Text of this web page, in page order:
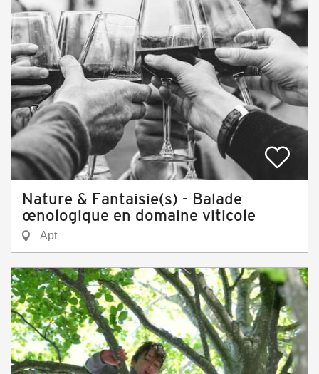
Nature & Fantaisie(s) - Balade
œnologique en domaine viticole
Apt